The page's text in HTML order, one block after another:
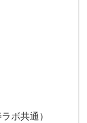
ボ共通）